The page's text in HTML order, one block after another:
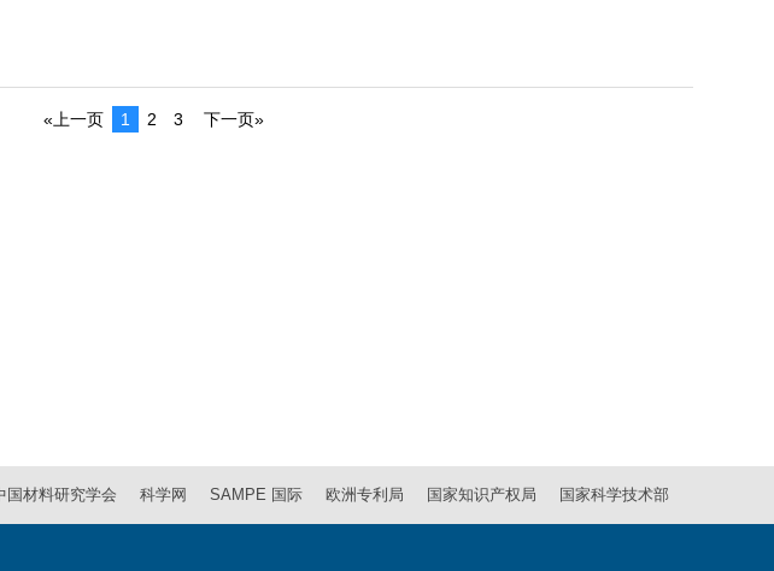
«上一页 1 2 3 下一页»
国材料研究学会 科学网 SAMPE 国际 欧洲专利局 国家知识产权局 国家科学技术部